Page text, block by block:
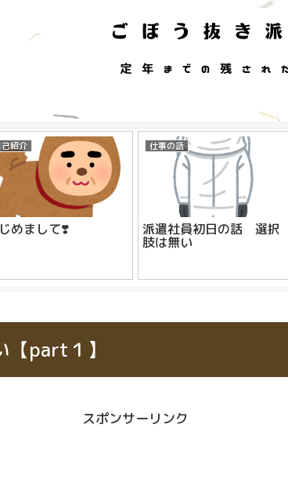
己紹介
めまして❣️
仕事の話
派遣社員初日の話 選択
肢は無い
【part１】
スポンサーリンク